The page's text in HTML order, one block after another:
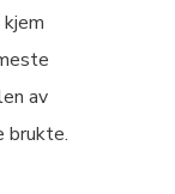
av
brukte.